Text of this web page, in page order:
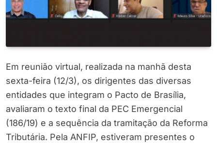
Em reunião virtual, realizada na manhã desta
sexta-feira (12/3), os dirigentes das diversas
entidades que integram o Pacto de Brasília,
avaliaram o texto final da PEC Emergencial
(186/19) e a sequência da tramitação da Reforma
Tributária. Pela ANFIP, estiveram presentes o